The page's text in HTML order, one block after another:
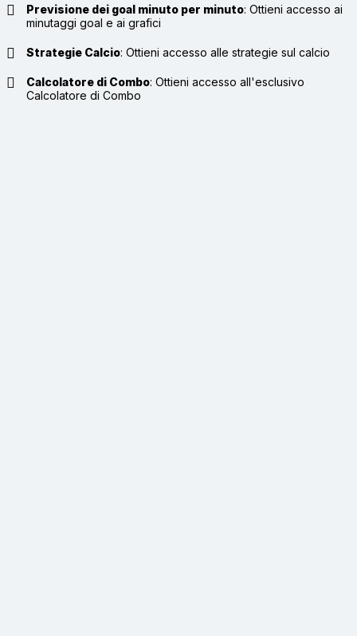
Previsione dei goal minuto per minuto: Ottieni accesso ai
minutaggi goal e ai grafici
Strategie Calcio: Ottieni accesso alle strategie sul calcio
Calcolatore di Combo: Ottieni accesso all'esclusivo
Calcolatore di Combo